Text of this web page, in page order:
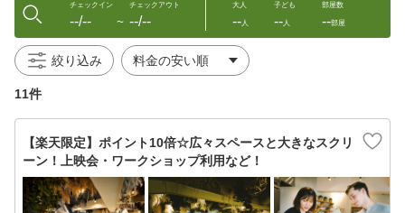
チェックイン
--/-- 〜
チェックアウト
--/--
大人
--人
子ども
--人
部屋数
--部屋
絞り込み
11件
【楽天限定】ポイント10倍☆広々スペースと大きなスクリ
ーン！上映会・ワークショップ利用など！